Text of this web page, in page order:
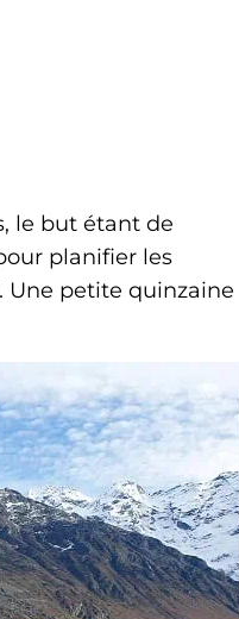
le but étant de
planifier les
Une petite quinzaine